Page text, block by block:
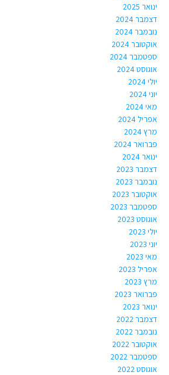
ינואר 2025
דצמבר 2024
נובמבר 2024
אוקטובר 2024
ספטמבר 2024
אוגוסט 2024
יולי 2024
יוני 2024
מאי 2024
אפריל 2024
מרץ 2024
פברואר 2024
ינואר 2024
דצמבר 2023
נובמבר 2023
אוקטובר 2023
ספטמבר 2023
אוגוסט 2023
יולי 2023
יוני 2023
מאי 2023
אפריל 2023
מרץ 2023
פברואר 2023
ינואר 2023
דצמבר 2022
נובמבר 2022
אוקטובר 2022
ספטמבר 2022
אוגוסט 2022